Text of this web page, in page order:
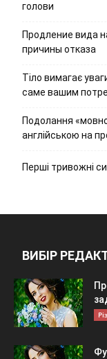
голови
Продление вида
причины отказа
Тіло вимагає
саме вашим
Подолання
англійською на
Перші тривожні
ВИБІР